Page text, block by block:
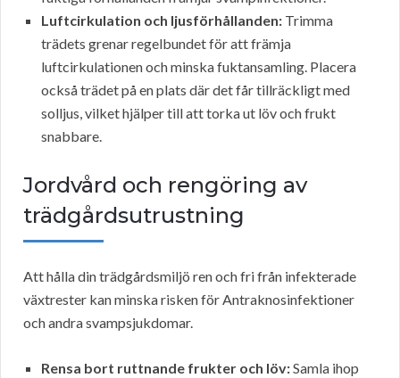
Luftcirkulation och ljusförhållanden: Trimma
trädets grenar regelbundet för att främja
luftcirkulationen och minska fuktansamling. Placera
också trädet på en plats där det får tillräckligt med
solljus, vilket hjälper till att torka ut löv och frukt
snabbare.
Jordvård och rengöring av
trädgårdsutrustning
Att hålla din trädgårdsmiljö ren och fri från infekterade
växtrester kan minska risken för Antraknosinfektioner
och andra svampsjukdomar.
Rensa bort ruttnande frukter och löv:Samla ihop